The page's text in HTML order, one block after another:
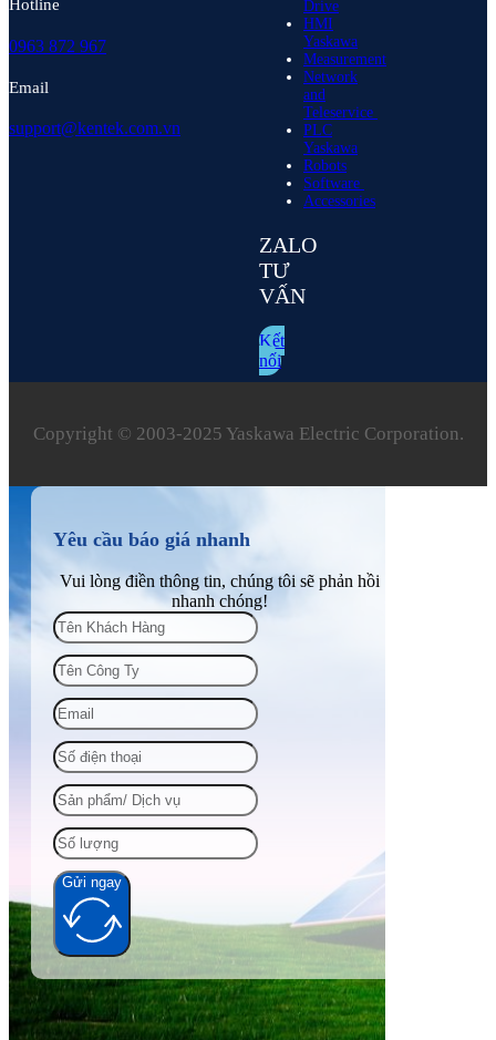
Hotline
0963 872 967
Email
support@kentek.com.vn
Drive
HMI
Yaskawa
Measurement
Network
and
Teleservice
PLC
Yaskawa
Robots
Software
Accessories
ZALO
TƯ
VẤN
Kết
nối
Copyright © 2003‑2025 Yaskawa Electric Corporation.
Yêu cầu báo giá nhanh
Vui lòng điền thông tin, chúng tôi sẽ phản hồi
nhanh chóng!
Gửi ngay